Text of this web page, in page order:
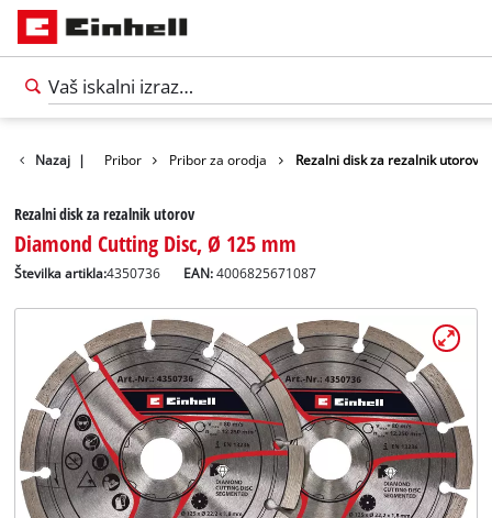
Slovenščina
SL Slovenščina
Nazaj | Pribor Pribor za orodja Rezalni disk za rezalnik utorov
Rezalni disk za rezalnik utorov
Diamond Cutting Disc, Ø 125 mm
Številka artikla:4350736 EAN:4006825671087